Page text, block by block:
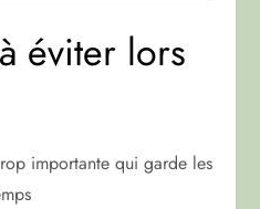
éviter lors
importante qui garde les